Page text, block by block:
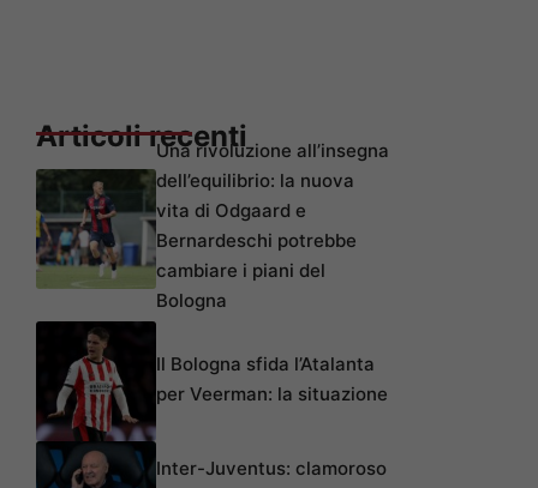
Articoli recentiUna rivoluzione all’insegna
dell’equilibrio: la nuova
vita di Odgaard e
Bernardeschi potrebbe
cambiare i piani del
Bologna
Il Bologna sfida l’Atalanta
per Veerman: la situazione
Inter-Juventus: clamoroso